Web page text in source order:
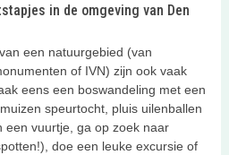
in de omgeving van Den
een natuurgebied (van
of IVN) zijn ook vaak
eens een boswandeling met een
speurtocht, pluis uilenballen
een vuurtje, ga op zoek naar
doe een leuke excursie of